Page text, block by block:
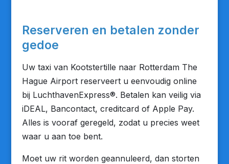
Reserveren en betalen zonder
gedoe
Uw taxi van Kootstertille naar Rotterdam The
Hague Airport reserveert u eenvoudig online
bij LuchthavenExpress®. Betalen kan veilig via
iDEAL, Bancontact, creditcard of Apple Pay.
Alles is vooraf geregeld, zodat u precies weet
waar u aan toe bent.
Moet uw rit worden geannuleerd, dan storten